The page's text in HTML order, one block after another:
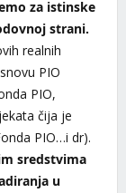
za istinske
strani.
realnih
PIO
PIO,
čija je
PIO…i dr).
sredstvima
u